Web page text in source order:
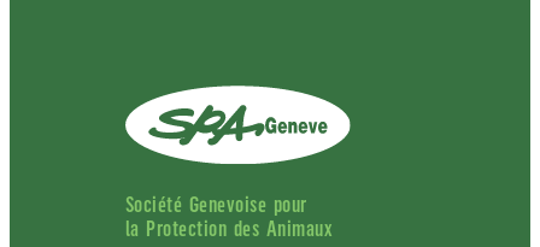
Société Genevoise pour
la Protection des Animaux